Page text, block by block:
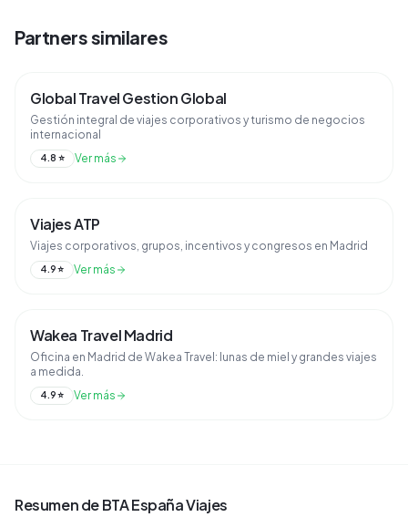
Partners similares
Global Travel Gestion Global
Gestión integral de viajes corporativos y turismo de negocios
internacional
4.8 ⭐ Ver más
Viajes ATP
Viajes corporativos, grupos, incentivos y congresos en Madrid
4.9⭐ Ver más
Wakea Travel Madrid
Oficina en Madrid de Wakea Travel: lunas de miel y grandes viajes
a medida.
4.9⭐ Ver más
Resumen deBTA España Viajes